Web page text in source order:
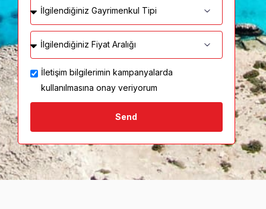
İletişim bilgilerimin kampanyalarda
kullanılmasına onay veriyorum
Send